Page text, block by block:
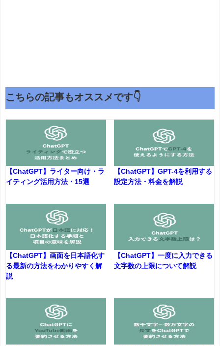
こちらの記事もオススメです👇
【ChatGPT】ライター向け・ラ
イティング活用方法・15選
【ChatGPT】GPT-4を利用する
設定方法・料金を解説
【ChatGPT】画面を日本語化す
る最新の方法をわかりやすく解
説
【ChatGPT】一度に入力できる
文字数の上限について解説